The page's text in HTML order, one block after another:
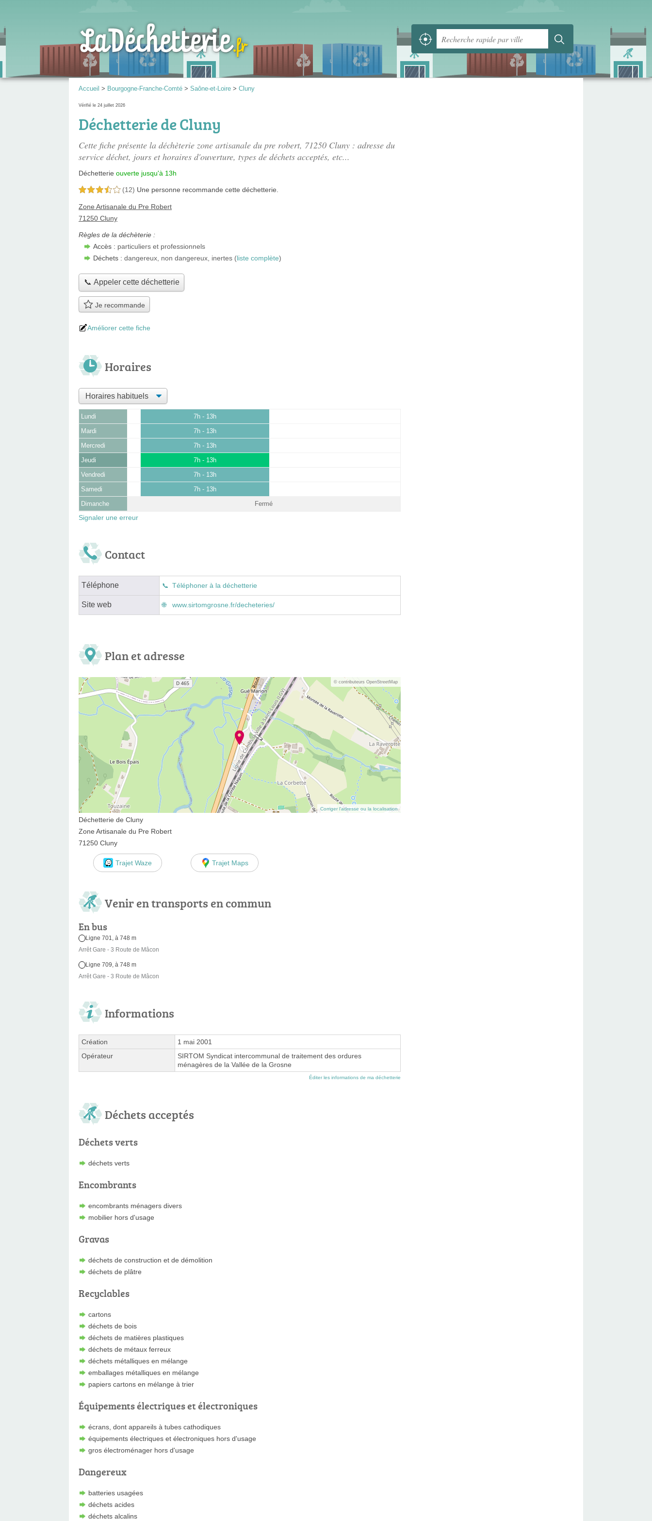
Accueil > Bourgogne-Franche-Comté > Saône-et-Loire > Cluny
Vérifié le 24 juillet 2026
Déchetterie de Cluny
Cette fiche présente la déchèterie zone artisanale du pre robert, 71250 Cluny : adresse du
service déchet, jours et horaires d'ouverture, types de déchets acceptés, etc...
Déchetterie ouverte jusqu'à 13h
3,5 étoiles sur 5 (12) Une personne recommande cette déchetterie.
Zone Artisanale du Pre Robert
71250 Cluny
Règles de la déchèterie :
Accès : particuliers et professionnels
Déchets : dangereux, non dangereux, inertes (liste complète)
📞 Appeler cette déchetterie
Je recommande
Améliorer cette fiche
Horaires
Lundi 7h - 13h
Mardi 7h - 13h
Mercredi 7h - 13h
Jeudi 7h - 13h
Vendredi 7h - 13h
Samedi 7h - 13h
Dimanche Fermé
Signaler une erreur
Contact
Téléphone Téléphoner à la déchetterie
Site web www.sirtomgrosne.fr/decheteries/
Plan et adresse
© contributeurs OpenStreetMap
Corriger l’adresse ou la localisation
Déchetterie de Cluny
Zone Artisanale du Pre Robert
71250 Cluny
Trajet Waze Trajet Maps
Venir en transports en commun
En bus
Ligne 701, à 748 m
Arrêt Gare - 3 Route de Mâcon
Ligne 709, à 748 m
Arrêt Gare - 3 Route de Mâcon
Informations
Création
1 mai 2001
Opérateur
SIRTOM Syndicat intercommunal de traitement des ordures
ménagères de la Vallée de la Grosne
Éditer les informations de ma déchetterie
Déchets acceptés
Déchets verts
déchets verts
Encombrants
encombrants ménagers divers
mobilier hors d'usage
Gravas
déchets de construction et de démolition
déchets de plâtre
Recyclables
cartons
déchets de bois
déchets de matières plastiques
déchets de métaux ferreux
déchets métalliques en mélange
emballages métalliques en mélange
papiers cartons en mélange à trier
Équipements électriques et électroniques
écrans, dont appareils à tubes cathodiques
équipements électriques et électroniques hors d'usage
gros électroménager hors d'usage
Dangereux
batteries usagées
déchets acides
déchets alcalins